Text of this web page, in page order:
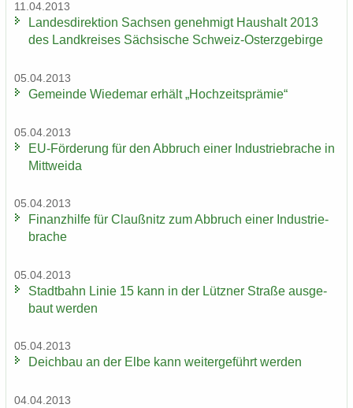
11.04.2013
Lan­des­di­rek­ti­on Sach­sen ge­neh­migt Haus­halt 2013
des Land­krei­ses Säch­si­sche Schweiz-​Osterzgebirge
05.04.2013
Ge­mein­de Wie­de­mar er­hält „Hoch­zeits­prä­mie“
05.04.2013
EU-​Förderung für den Ab­bruch einer In­dus­trie­bra­che in
Mitt­wei­da
05.04.2013
Fi­nanz­hil­fe für Clau­ß­nitz zum Ab­bruch einer In­dus­trie­
bra­che
05.04.2013
Stadt­bahn Linie 15 kann in der Lütz­ner Stra­ße aus­ge­
baut wer­den
05.04.2013
Deich­bau an der Elbe kann wei­ter­ge­führt wer­den
04.04.2013